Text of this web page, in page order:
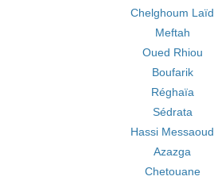
Chelghoum Laïd
Meftah
Oued Rhiou
Boufarik
Réghaïa
Sédrata
Hassi Messaoud
Azazga
Chetouane